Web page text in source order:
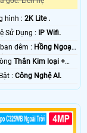
hình :2K Lite .
✳️ Công Nghệ Sử Dụng :
IP Wifi.
💥 Hình ảnh ban đêm : Hồng Ngoại
Thân Kim loại +
️✨ Điểm Nỗi Bật :Công Nghệ AI.